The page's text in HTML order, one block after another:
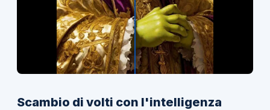
Scambio di volti con l'intelligenza